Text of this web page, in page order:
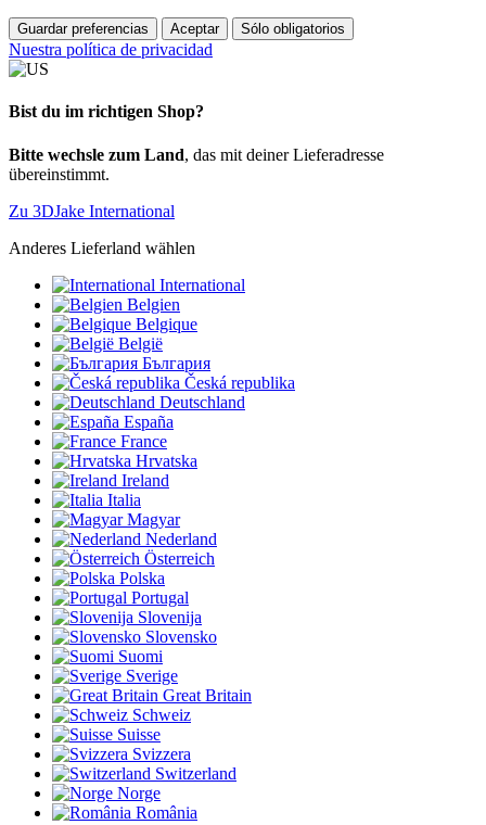
Guardar preferencias Aceptar Sólo obligatorios
Nuestra política de privacidad
Bist du im richtigen Shop?
Bitte wechsle zum Land, das mit deiner Lieferadresse
übereinstimmt.
Zu 3DJake International
Anderes Lieferland wählen
International
Belgien
Belgique
België
България
Česká republika
Deutschland
España
France
Hrvatska
Ireland
Italia
Magyar
Nederland
Österreich
Polska
Portugal
Slovenija
Slovensko
Suomi
Sverige
Great Britain
Schweiz
Suisse
Svizzera
Switzerland
Norge
România